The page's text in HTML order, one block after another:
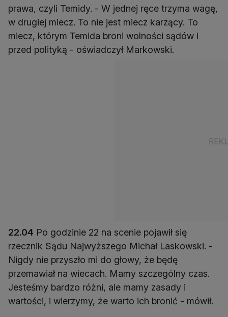
prawa, czyli Temidy. - W jednej ręce trzyma wagę,
w drugiej miecz. To nie jest miecz karzący. To
miecz, którym Temida broni wolności sądów i
przed polityką - oświadczył Markowski.
22.04 Po godzinie 22 na scenie pojawił się
rzecznik Sądu Najwyższego Michał Laskowski. -
Nigdy nie przyszło mi do głowy, że będę
przemawiał na wiecach. Mamy szczególny czas.
Jesteśmy bardzo różni, ale mamy zasady i
wartości, i wierzymy, że warto ich bronić - mówił.